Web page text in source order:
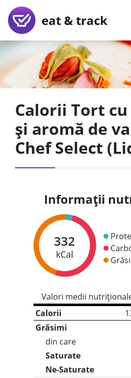
eat & track
Calorii Tort
și aromă de
Chef Select
Informații
332
kCal
Valori medii
Calorii
Grăsimi
din care
Saturate
Ne-Saturate